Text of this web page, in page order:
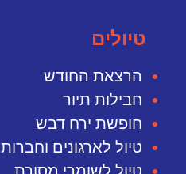
טיולים
הרצאת החודש
חבילות תיור
חופשת ירח דבש
טיול לארגונים וחברות